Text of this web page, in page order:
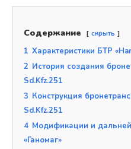
Содержание скрыть
1 Характеристики БТР
2 История создания
Sd.Kfz.251
3 Конструкция
Sd.Kfz.251
4 Модификации и
«Ганомаг»